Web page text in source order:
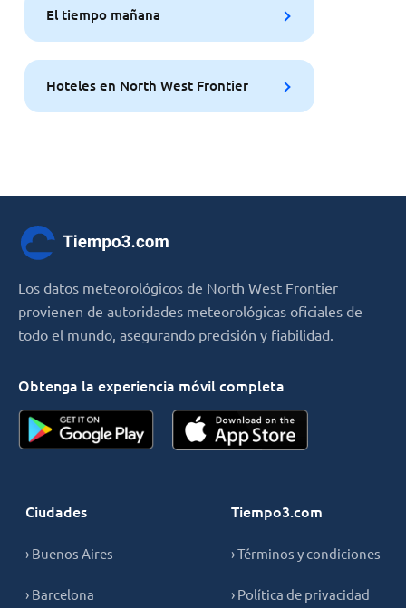
El tiempo mañana
Hoteles en North West Frontier
Los datos meteorológicos de North West Frontier
provienen de autoridades meteorológicas oficiales de
todo el mundo, asegurando precisión y fiabilidad.
Obtenga la experiencia móvil completa
Ciudades
› Buenos Aires
› Barcelona
Tiempo3.com
› Términos y condiciones
› Política de privacidad